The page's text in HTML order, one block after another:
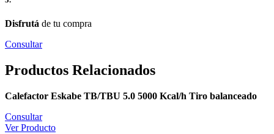
Disfrutá de tu compra
Consultar
Productos Relacionados
Calefactor Eskabe TB/TBU 5.0 5000 Kcal/h Tiro balanceado
Consultar
Ver Producto